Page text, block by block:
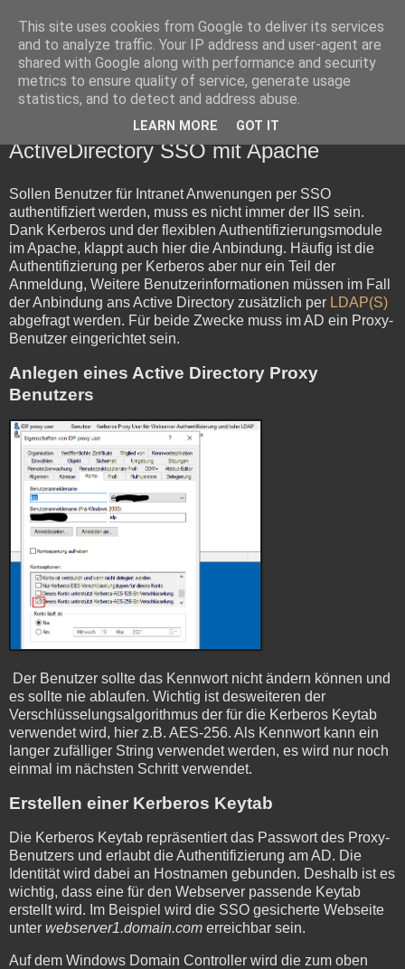
Lötzimmer
Probleme, die es ohne Computer (leider) nicht gäbe...
ActiveDirectory SSO mit Apache
Sollen Benutzer für Intranet Anwenungen per SSO
authentifiziert werden, muss es nicht immer der IIS sein.
Dank Kerberos und der flexiblen Authentifizierungsmodule
im Apache, klappt auch hier die Anbindung. Häufig ist die
Authentifizierung per Kerberos aber nur ein Teil der
Anmeldung, Weitere Benutzerinformationen müssen im Fall
der Anbindung ans Active Directory zusätzlich per LDAP(S)
abgefragt werden. Für beide Zwecke muss im AD ein Proxy-
Benutzer eingerichtet sein.
Anlegen eines Active Directory Proxy
Benutzers
Der Benutzer sollte das Kennwort nicht ändern können und
es sollte nie ablaufen. Wichtig ist desweiteren der
Verschlüsselungsalgorithmus der für die Kerberos Keytab
verwendet wird, hier z.B. AES-256. Als Kennwort kann ein
langer zufälliger String verwendet werden, es wird nur noch
einmal im nächsten Schritt verwendet.
Erstellen einer Kerberos Keytab
Die Kerberos Keytab repräsentiert das Passwort des Proxy-
Benutzers und erlaubt die Authentifizierung am AD. Die
Identität wird dabei an Hostnamen gebunden. Deshalb ist es
wichtig, dass eine für den Webserver passende Keytab
erstellt wird. Im Beispiel wird die SSO gesicherte Webseite
unter webserver1.domain.com erreichbar sein.
Auf dem Windows Domain Controller wird die zum oben
This site uses cookies from Google to deliver its services
and to analyze traffic. Your IP address and user-agent are
shared with Google along with performance and security
metrics to ensure quality of service, generate usage
statistics, and to detect and address abuse.
LEARN MORE GOT IT